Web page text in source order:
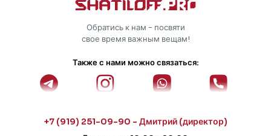
Обратись к нам - посвяти
свое время важным вещам!
Также с нами можно связаться:
+7 (919) 251-09-90 - Дмитрий (директор)